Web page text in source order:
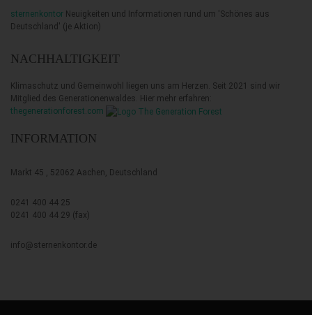
sternenkontor Neuigkeiten und Informationen rund um 'Schönes aus
Deutschland' (je Aktion)
NACHHALTIGKEIT
Klimaschutz und Gemeinwohl liegen uns am Herzen. Seit 2021 sind wir
Mitglied des Generationenwaldes. Hier mehr erfahren:
thegenerationforest.com
INFORMATION
Markt 45 , 52062 Aachen, Deutschland
0241 400 44 25
0241 400 44 29 (fax)
info@sternenkontor.de